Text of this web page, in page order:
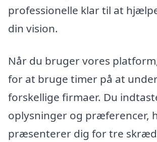
professionelle klar til at
din vision.
Når du bruger vores
for at bruge timer på at
forskellige firmaer. Du
oplysninger og præferencer,
præsenterer dig for tre